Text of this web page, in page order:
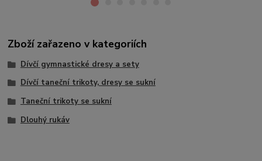
Zboží zařazeno v kategoriích
Dívčí gymnastické dresy a sety
Dívčí taneční trikoty, dresy se sukní
Taneční trikoty se sukní
Dlouhý rukáv